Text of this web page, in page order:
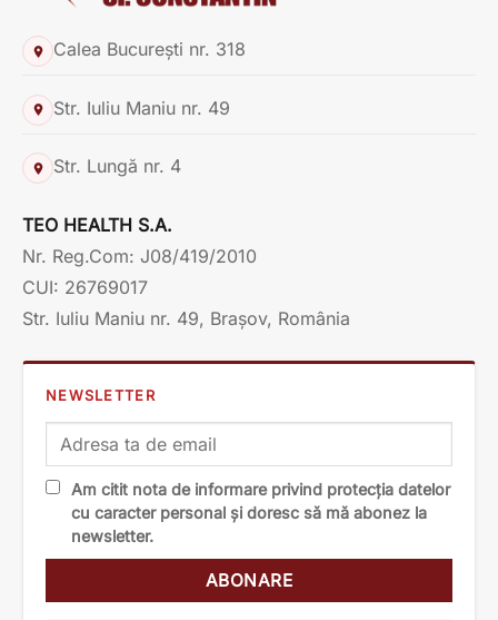
Calea București nr. 318
Str. Iuliu Maniu nr. 49
Str. Lungă nr. 4
TEO HEALTH S.A.
Nr. Reg.Com: J08/419/2010
CUI: 26769017
Str. Iuliu Maniu nr. 49, Brașov, România
NEWSLETTER
Am citit nota de informare privind protecția datelor
cu caracter personal și doresc să mă abonez la
newsletter.